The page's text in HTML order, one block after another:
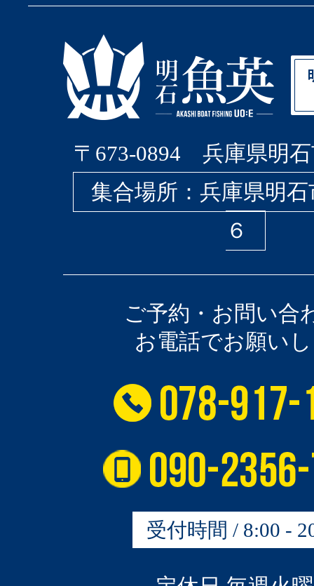
〒673-0894 兵庫県明石
集合場所：兵庫県明
６
ご予約・お問い合
お電話でお願い
受付時間 / 8:00 -